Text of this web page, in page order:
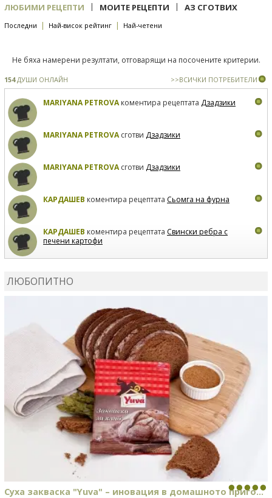
ЛЮБИМИ РЕЦЕПТИ | МОИТЕ РЕЦЕПТИ | АЗ СГОТВИХ
Последни | Най-висок рейтинг | Най-четени
Не бяха намерени резултати, отговарящи на посочените критерии.
154ДУШИ ОНЛАЙН >>ВСИЧКИ ПОТРЕБИТЕЛИ
MARIYANA PETROVAкоментира рецептата Дзадзики
MARIYANA PETROVAсготви Дзадзики
MARIYANA PETROVAсготви Дзадзики
КАРДАШЕВ коментира рецептата Сьомга на фурна
КАРДАШЕВ коментира рецептата Свински ребра с
печени картофи
ЛЮБОПИТНО
Суха закваска "Yuva" – иновация в домашното приго...